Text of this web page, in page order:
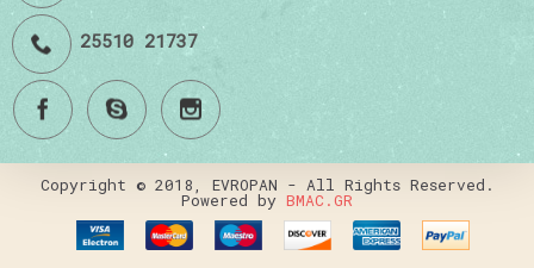
25510 21737
Copyright © 2018, EVROPAN - All Rights Reserved.
Powered by BMAC.GR